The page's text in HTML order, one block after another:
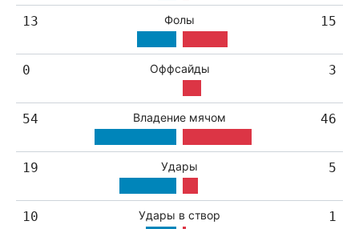
13 Фолы 15
0 Оффсайды 3
54 Владение мячом 46
19 Удары 5
10 Удары в створ 1